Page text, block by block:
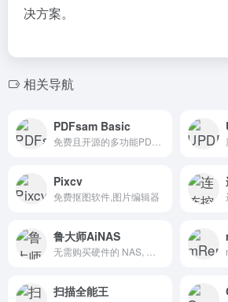
决方案。
相关导航
PDFsam Basic
Pixcv
免费抠图软件,图片编辑器
鲁大师AiNAS
扫描全能王